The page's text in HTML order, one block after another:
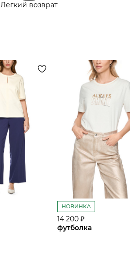
Легкий возврат
НОВИНКА
14 200 ₽
футболка